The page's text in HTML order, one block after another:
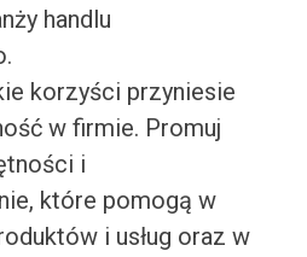
handlu
korzyści przyniesie
w firmie. Promuj
i
które pomogą w
i usług oraz w